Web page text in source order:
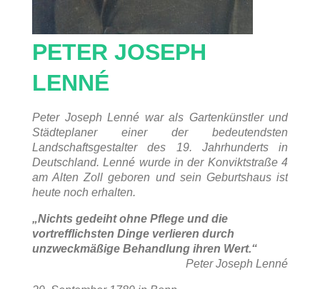
PETER JOSEPH
LENNÉ
Peter Joseph Lenné war als Gartenkünstler und
Städteplaner einer der bedeutendsten
Landschaftsgestalter des 19. Jahrhunderts in
Deutschland. Lenné wurde in der Konviktstraße 4
am Alten Zoll geboren und sein Geburtshaus ist
heute noch erhalten.
„Nichts gedeiht ohne Pflege und die
vortrefflichsten Dinge verlieren durch
unzweckmäßige Behandlung ihren Wert.“
Peter Joseph Lenné